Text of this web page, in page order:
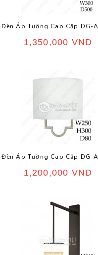
Đèn Áp Tường Cao Cấp DG-
1,350,000 VND
Đèn Áp Tường Cao Cấp DG-
1,200,000 VND